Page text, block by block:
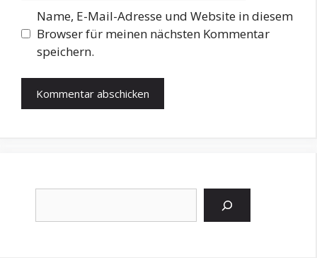
Name, E-Mail-Adresse und Website in diesem
Browser für meinen nächsten Kommentar
speichern.